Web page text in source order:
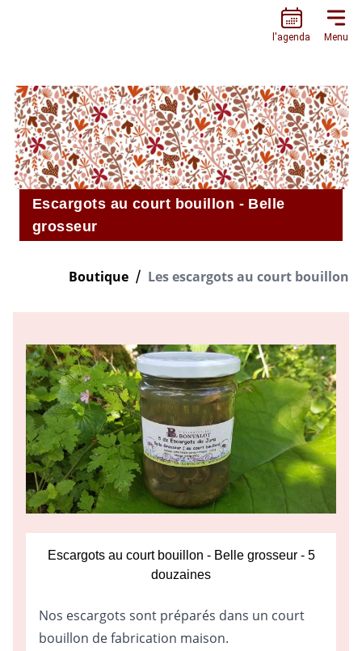
l'agenda Menu
Escargots au court bouillon - Belle
grosseur
Boutique Les escargots au court bouillon
Escargots au court bouillon - Belle grosseur - 5
douzaines
Nos escargots sont préparés dans un court
bouillon de fabrication maison.